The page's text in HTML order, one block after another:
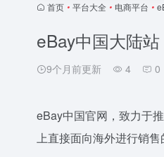
首页 • 平台大全 • 电商平台 •
eBay中国大陆站
9个月前更新 4 0
eBay中国官网，致力于
上直接面向海外进行销售